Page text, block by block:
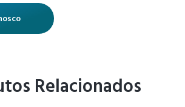
Relacionados